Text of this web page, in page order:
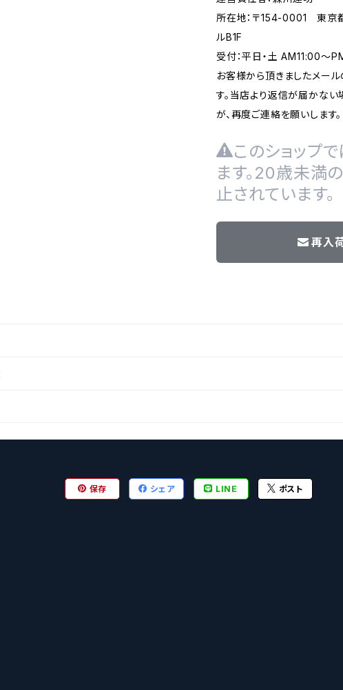
所在地：〒154-0001 東
ルB1F
受付：平日・土 AM11:00
お客様から頂きましたメー
す。当店より返信が届かな
が、再度ご連絡を願いします。
このショップ
ます。20歳未満
止されています。
再入
保存 シェア LINE ポスト